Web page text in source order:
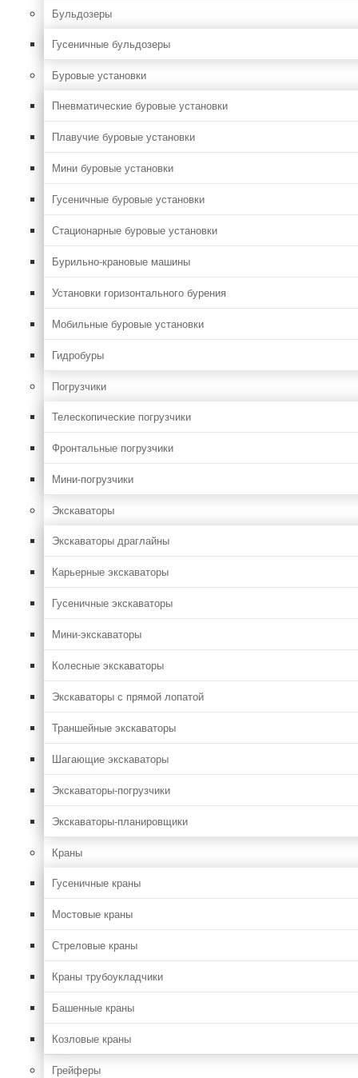
Бульдозеры
Гусеничные бульдозеры
Буровые установки
Пневматические буровые установки
Плавучие буровые установки
Мини буровые установки
Гусеничные буровые установки
Стационарные буровые установки
Бурильно-крановые машины
Установки горизонтального бурения
Мобильные буровые установки
Гидробуры
Погрузчики
Телескопические погрузчики
Фронтальные погрузчики
Мини-погрузчики
Экскаваторы
Экскаваторы драглайны
Карьерные экскаваторы
Гусеничные экскаваторы
Мини-экскаваторы
Колесные экскаваторы
Экскаваторы с прямой лопатой
Траншейные экскаваторы
Шагающие экскаваторы
Экскаваторы-погрузчики
Экскаваторы-планировщики
Краны
Гусеничные краны
Мостовые краны
Стреловые краны
Краны трубоукладчики
Башенные краны
Козловые краны
Грейферы